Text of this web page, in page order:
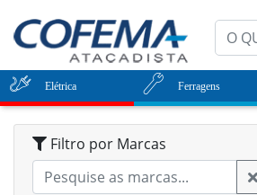
Elétrica Ferragens
Filtro por Marcas